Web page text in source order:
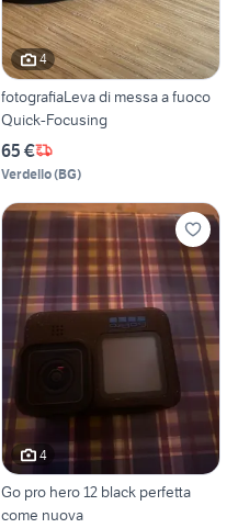
4
fotografiaLeva di messa a fuoco
Quick-Focusing
65 €
Verdello(BG)
4
Go pro hero 12 black perfetta
come nuova